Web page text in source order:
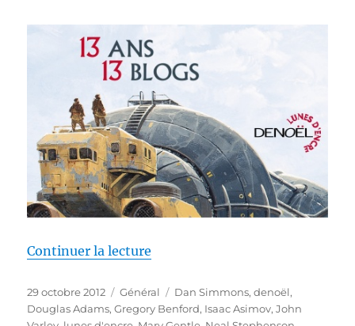
Continuer la lecture
Publié
le
29 octobre 2012 Catégories
Général Étiquettes
Dan Simmons,denoël,
Douglas Adams,Gregory Benford, Isaac Asimov,John